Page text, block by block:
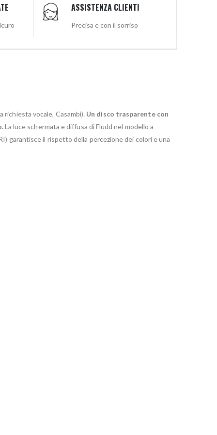
ASSISTENZA CLIENTI
Precisa e con il sorriso
richiesta vocale, Casambi). Un disco trasparente con
La luce schermata e diffusa di Fludd nel modello a
garantisce il rispetto della percezione dei colori e una